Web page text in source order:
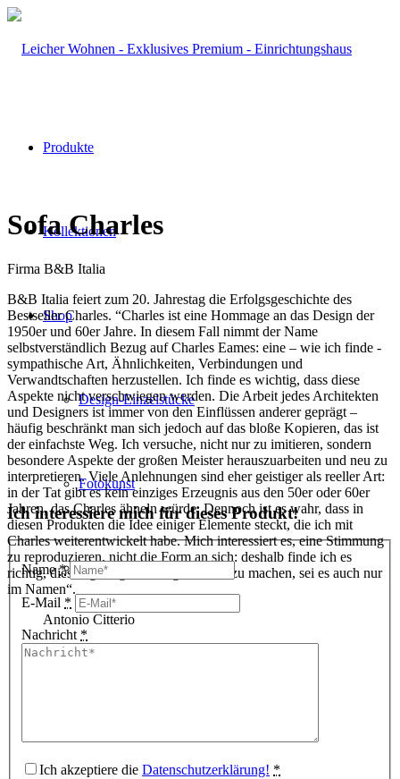
Produkte
Kollektionen
Shop
Design-Einzelstücke
Fotokunst
3D Visualisierungen
Geschenkgutscheine
Sofa Charles
Firma B&B Italia
B&B Italia feiert zum 20. Jahrestag die Erfolgsgeschichte des
Bestseller Charles. “Charles ist eine Hommage an das Design der
1950er und 60er Jahre. In diesem Fall nimmt der Name
selbstverständlich Bezug auf Charles Eames: eine – wie ich finde -
sympathische Art, Ähnlichkeiten, Verbindungen und
Verwandtschaften herzustellen. Ich finde es wichtig, dass diese
Aspekte nicht verschwiegen werden. Die Arbeit jedes Architekten
und Designers ist immer von den Einflüssen anderer geprägt –
häufig beschränkt man sich jedoch auf das bloße Kopieren, das ist
der einfachste Weg. Ich versuche, nicht nur zu imitieren, sondern
besondere Aspekte der großen Meister herauszuarbeiten und neu zu
interpretieren. Viele Anlehnungen sind eher geistiger als reeller Art:
in der Tat gibt es kein einziges Erzeugnis aus den 50er oder 60er
Jahren, das Charles ähneln würde. Dennoch ist es wahr, dass in
diesen Produkten die Idee einiger Elemente steckt, die ich mit
Charles weiterentwickelt habe. Mich interessiert es, eine Stimmung
zu reproduzieren, nicht die Form an sich: deshalb finde ich es
richtig, diesen geistigen Bezug deutlich zu machen, sei es auch nur
im Namen“.
Antonio Citterio
Ich interessiere mich für dieses Produkt!
Name*
E-Mail *
Nachricht *
Ich akzeptiere die Datenschutzerklärung! *